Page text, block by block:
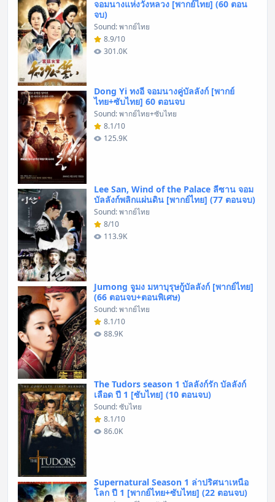
จอมนางแห่งวังหลวง [พากย์ไทย] (60 ตอน
จบ)
Sound: พากย์ไทย
8.9/10
301.0K
Dong Yi ทงอี จอมนางคู่บัลลังก์ [พากย์
ไทย+ซับไทย] 60 ตอนจบ
Sound: พากย์ไทย+ซับไทย
8.1/10
125.9K
Lee San, Wind of the Palace ลีซาน จอม
บัลลังก์พลิกแผ่นดิน [พากย์ไทย] (77 ตอนจบ)
Sound: พากย์ไทย
8/10
113.9K
Jumong จูมง มหาบุรุษกู้บัลลังก์ [พากย์ไทย]
(66 ตอนจบ+ตอนพิเศษ)
Sound: พากย์ไทย
8.1/10
88.9K
The Tudors season 1 บัลลังก์รัก บัลลังก์
เลือด ปี 1 [ซับไทย] (10 ตอนจบ)
Sound: ซับไทย
8.1/10
86.0K
Supernatural Season 1 ล่าปริศนาเหนือ
โลก ปี 1 [พากย์ไทย+ซับไทย] (22 ตอนจบ)